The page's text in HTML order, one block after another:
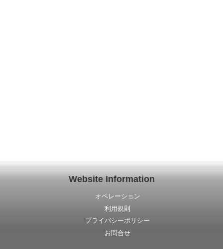
Website Information
オペレーション
利用規則
プライバシーポリシー
お問合せ